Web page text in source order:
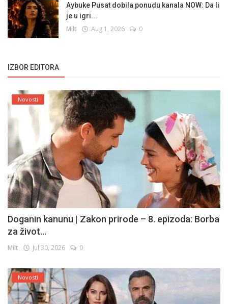
Aybuke Pusat dobila ponudu kanala NOW: Da li
je u igri...
Milt Aug 1, 2026 0
IZBOR EDITORA
Novosti
Doganin kanunu | Zakon prirode – 8. epizoda: Borba
za život...
Milt Jul 30, 2026 0
Novosti